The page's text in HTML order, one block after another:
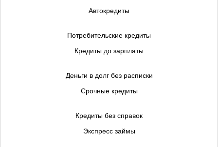
Автокредиты
Потребительские кредиты
Кредиты до зарплаты
Деньги в долг без расписки
Срочные кредиты
Кредиты без справок
Экспресс займы